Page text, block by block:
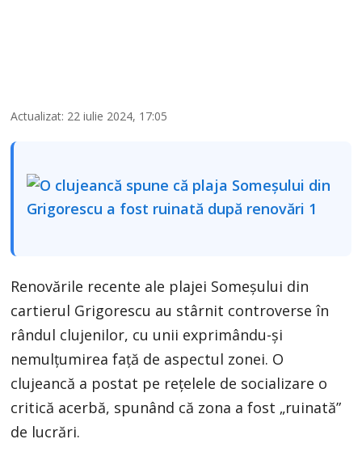
Actualizat: 22 iulie 2024, 17:05
Renovările recente ale plajei Someșului din
cartierul Grigorescu au stârnit controverse în
rândul clujenilor, cu unii exprimându-și
nemulțumirea față de aspectul zonei. O
clujeancă a postat pe rețelele de socializare o
critică acerbă, spunând că zona a fost „ruinată”
de lucrări.